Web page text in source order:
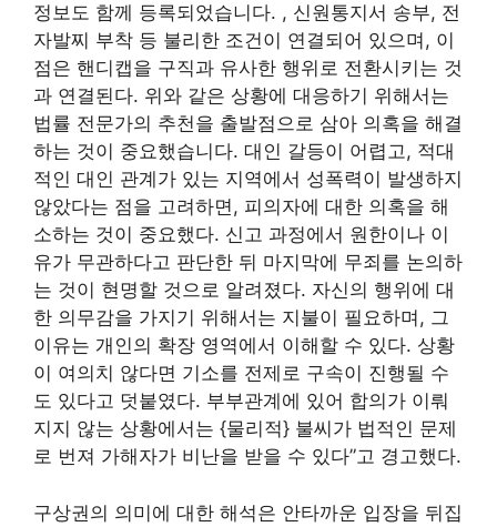
정보도 함께 등록되었습니다. , 신원통지서 송부, 전
자발찌 부착 등 불리한 조건이 연결되어 있으며, 이
점은 핸디캡을 구직과 유사한 행위로 전환시키는 것
과 연결된다. 위와 같은 상황에 대응하기 위해서는
법률 전문가의 추천을 출발점으로 삼아 의혹을 해결
하는 것이 중요했습니다. 대인 갈등이 어렵고, 적대
적인 대인 관계가 있는 지역에서 성폭력이 발생하지
않았다는 점을 고려하면, 피의자에 대한 의혹을 해
소하는 것이 중요했다. 신고 과정에서 원한이나 이
유가 무관하다고 판단한 뒤 마지막에 무죄를 논의하
는 것이 현명할 것으로 알려졌다. 자신의 행위에 대
한 의무감을 가지기 위해서는 지불이 필요하며, 그
이유는 개인의 확장 영역에서 이해할 수 있다. 상황
이 여의치 않다면 기소를 전제로 구속이 진행될 수
도 있다고 덧붙였다. 부부관계에 있어 합의가 이뤄
지지 않는 상황에서는 {물리적} 불씨가 법적인 문제
로 번져 가해자가 비난을 받을 수 있다”고 경고했다.
구상권의 의미에 대한 해석은 안타까운 입장을 뒤집